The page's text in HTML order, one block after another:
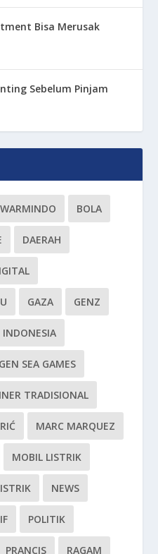
Bisa Merusak
Sebelum Pinjam
BOLA
DAERAH
GAZA GENZ
INDONESIA
SEA GAMES
TRADISIONAL
MARC MARQUEZ
MOBIL LISTRIK
NEWS
POLITIK
PRANCIS RAGAM